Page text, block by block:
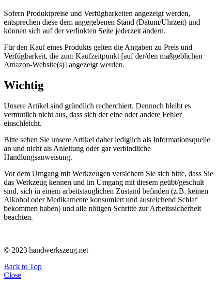
Sofern Produktpreise und Verfügbarkeiten angezeigt werden,
entsprechen diese dem angegebenen Stand (Datum/Uhrzeit) und
können sich auf der verlinkten Seite jederzeit ändern.
Für den Kauf eines Produkts gelten die Angaben zu Preis und
Verfügbarkeit, die zum Kaufzeitpunkt [auf der/den maßgeblichen
Amazon-Website(s)] angezeigt werden.
Wichtig
Unsere Artikel sind gründlich recherchiert. Dennoch bleibt es
vermutlich nicht aus, dass sich der eine oder andere Fehler
einschleicht.
Bitte sehen Sie unsere Artikel daher lediglich als Informationsquelle
an und nicht als Anleitung oder gar verbindliche
Handlungsanweisung.
Vor dem Umgang mit Werkzeugen versichern Sie sich bitte, dass Sie
das Werkzeug kennen und im Umgang mit diesem geübt/geschult
sind, sich in einem arbeitstauglichen Zustand befinden (z.B. keinen
Alkohol oder Medikamente konsumiert und ausreichend Schlaf
bekommen haben) und alle nötigen Schritte zur Arbeitssicherheit
beachten.
© 2023 handwerkszeug.net
Back to Top
Close